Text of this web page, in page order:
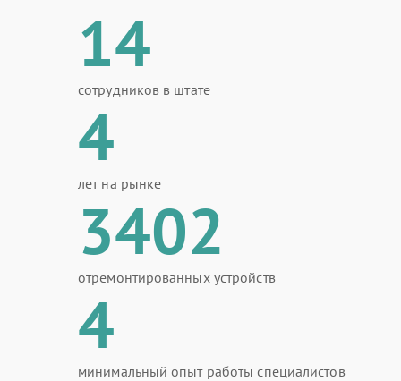
14
сотрудников в штате
4
лет на рынке
3402
отремонтированных устройств
4
минимальный опыт работы специалистов